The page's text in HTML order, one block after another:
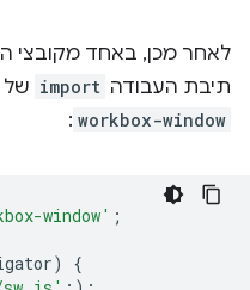
תיבת העבודה import של
workbox-window
:
window' ;
)
{